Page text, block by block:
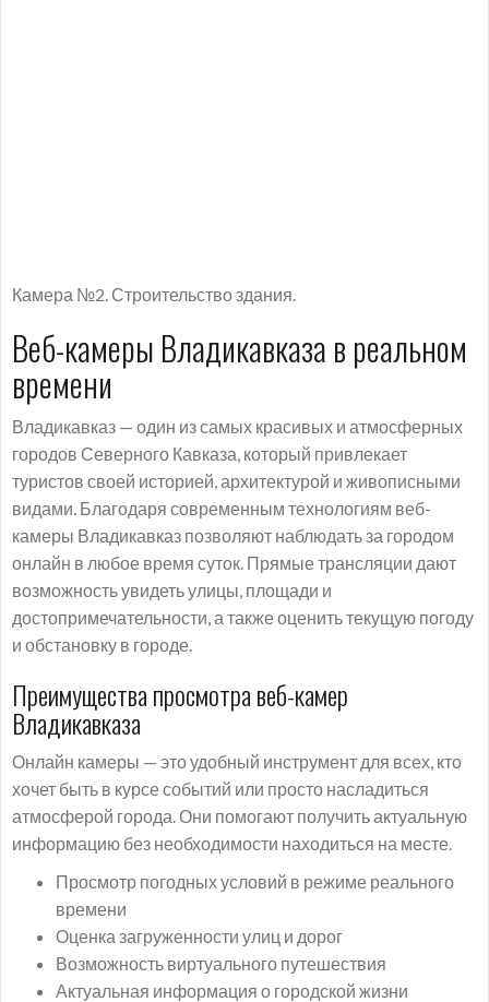
Камера №2. Строительство здания.
Веб-камеры Владикавказа в реальном
времени
Владикавказ — один из самых красивых и атмосферных
городов Северного Кавказа, который привлекает
туристов своей историей, архитектурой и живописными
видами. Благодаря современным технологиям веб-
камеры Владикавказ позволяют наблюдать за городом
онлайн в любое время суток. Прямые трансляции дают
возможность увидеть улицы, площади и
достопримечательности, а также оценить текущую погоду
и обстановку в городе.
Преимущества просмотра веб-камер
Владикавказа
Онлайн камеры — это удобный инструмент для всех, кто
хочет быть в курсе событий или просто насладиться
атмосферой города. Они помогают получить актуальную
информацию без необходимости находиться на месте.
Просмотр погодных условий в режиме реального
времени
Оценка загруженности улиц и дорог
Возможность виртуального путешествия
Актуальная информация о городской жизни